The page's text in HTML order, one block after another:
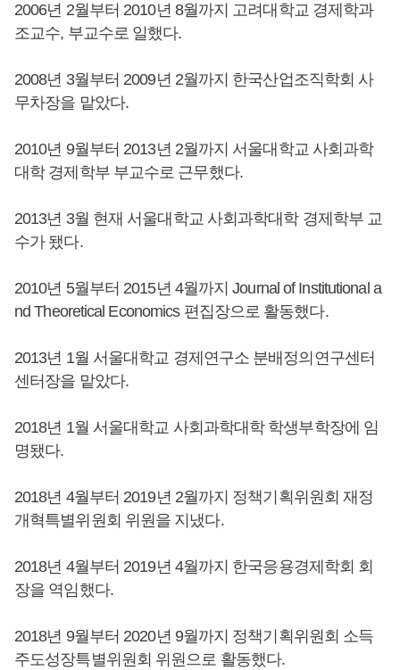
2006년 2월부터 2010년 8월까지 고려대학교 경제학과
조교수, 부교수로 일했다.
2008년 3월부터 2009년 2월까지 한국산업조직학회 사
무차장을 맡았다.
2010년 9월부터 2013년 2월까지 서울대학교 사회과학
대학 경제학부 부교수로 근무했다.
2013년 3월 현재 서울대학교 사회과학대학 경제학부 교
수가 됐다.
2010년 5월부터 2015년 4월까지 Journal of Institutional a
nd Theoretical Economics 편집장으로 활동했다.
2013년 1월 서울대학교 경제연구소 분배정의연구센터
센터장을 맡았다.
2018년 1월 서울대학교 사회과학대학 학생부학장에 임
명됐다.
2018년 4월부터 2019년 2월까지 정책기획위원회 재정
개혁특별위원회 위원을 지냈다.
2018년 4월부터 2019년 4월까지 한국응용경제학회 회
장을 역임했다.
2018년 9월부터 2020년 9월까지 정책기획위원회 소득
주도성장특별위원회 위원으로 활동했다.